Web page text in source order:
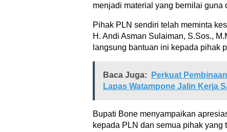
menjadi material yang bernilai guna
Pihak PLN sendiri telah meminta
H. Andi Asman Sulaiman, S.Sos.,
langsung bantuan ini kepada pihak
Baca Juga:
Perkuat
Lapas Watampone Jalin Kerja
Bupati Bone menyampaikan
kepada PLN dan semua pihak yang